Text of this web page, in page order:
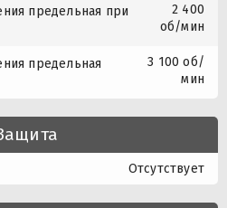
предельная при
2 400
об/мин
предельная
3 100 об/
мин
Отсутствует